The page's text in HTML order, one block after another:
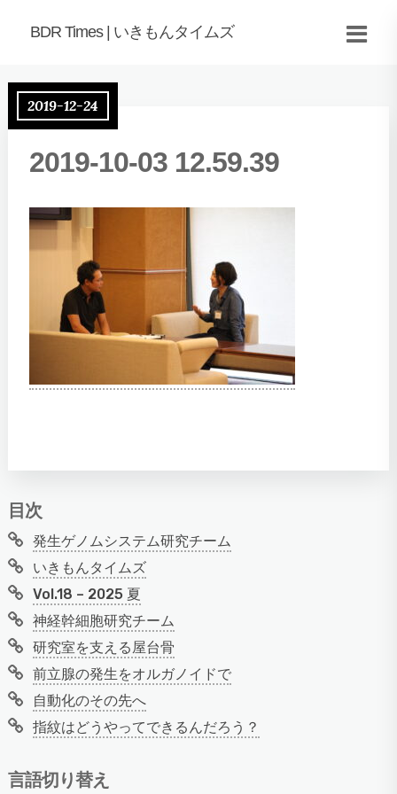
BDR Times | いきもんタイムズ
2019-12-24
2019-10-03 12.59.39
目次
発生ゲノムシステム研究チーム
いきもんタイムズ
Vol.18 – 2025 夏
神経幹細胞研究チーム
研究室を支える屋台骨
前立腺の発生をオルガノイドで
自動化のその先へ
指紋はどうやってできるんだろう？
言語切り替え